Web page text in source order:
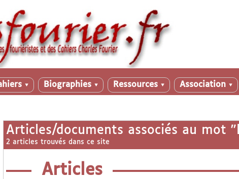
▼ Biographies ▼ Ressources ▼ Association ▼
Articles/documents associés au mot "
2 articles trouvés dans ce site
Articles